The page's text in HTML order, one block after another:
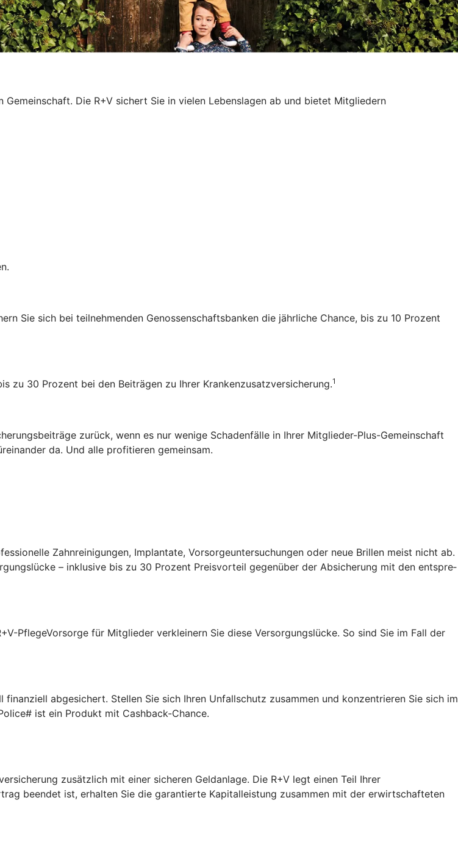
Die R+V sichert Sie in vielen Lebenslagen ab und bietet Mitgliedern
Sie sich bei teilnehmenden Genossenschaftsbanken die jährliche Chance, bis zu 10 Prozent
zu 30 Prozent bei den Beiträgen zu Ihrer Krankenzusatzversicherung.1
zurück, wenn es nur wenige Schadenfälle in Ihrer Mitglieder-Plus-Gemeinschaft
da. Und alle profitieren gemeinsam.
Zahnreinigungen, Implantate, Vorsorgeuntersuchungen oder neue Brillen meist nicht ab.
– inklusive bis zu 30 Prozent Preis­vorteil gegenüber der Absicherung mit den entspre­
PflegeVorsorge für Mitglieder verkleinern Sie diese Versorgungslücke. So sind Sie im Fall der
abgesichert. Stellen Sie sich Ihren Unfallschutz zusammen und konzentrieren Sie sich im
ist ein Produkt mit Cashback-Chance.
zusätzlich mit einer sicheren Geldanlage. Die R+V legt einen Teil Ihrer
beendet ist, erhalten Sie die garantierte Kapitalleistung zusammen mit der erwirtschafteten